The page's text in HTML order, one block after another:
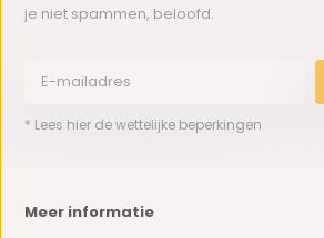
je niet spammen, beloofd.
* Lees hier de wettelijke beperkingen
Meer informatie